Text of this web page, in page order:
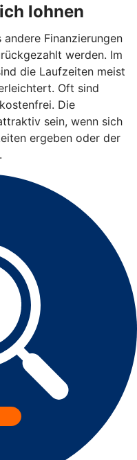
lohnen
Finanzierungen
werden. Im
die Laufzeiten meist
Oft sind
Die
sein, wenn sich
ergeben oder der